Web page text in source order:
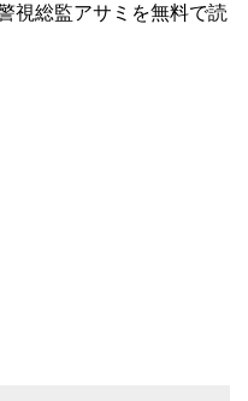
視総監アサミを無料で読